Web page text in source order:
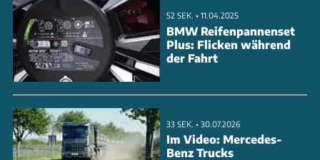
52 SEK. • 11.04.2025
BMW Reifenpannenset
Plus: Flicken während
der Fahrt
33 SEK. • 30.07.2026
Im Video: Mercedes-
Benz Trucks